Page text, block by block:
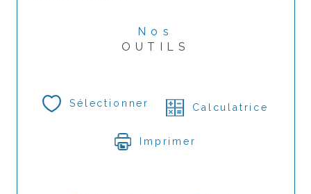
Nos
OUTILS
Sélectionner Calculatrice
Imprimer